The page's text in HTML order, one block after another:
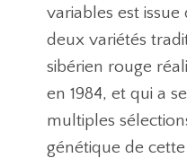
variables est issue
deux variétés
sibérien rouge
en 1984, et qui a
multiples
génétique de